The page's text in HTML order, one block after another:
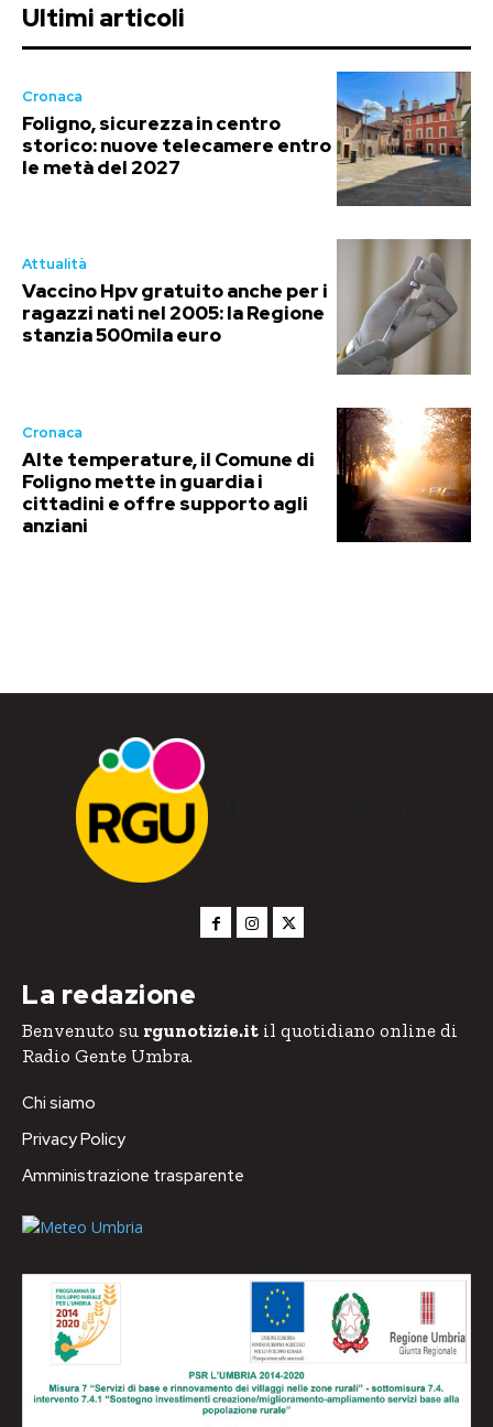
Ultimi articoli
Cronaca
Foligno, sicurezza in centro
storico: nuove telecamere entro
le metà del 2027
Attualità
Vaccino Hpv gratuito anche per i
ragazzi nati nel 2005: la Regione
stanzia 500mila euro
Cronaca
Alte temperature, il Comune di
Foligno mette in guardia i
cittadini e offre supporto agli
anziani
RGU Notizie
La redazione
Benvenuto su rgunotizie.it il quotidiano online di
Radio Gente Umbra.
Chi siamo
Privacy Policy
Amministrazione trasparente